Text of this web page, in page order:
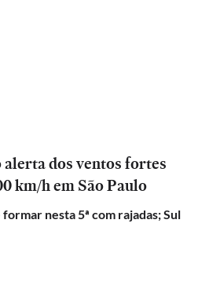
alerta dos ventos fortes
km/h em São Paulo
nesta 5ª com rajadas; Sul